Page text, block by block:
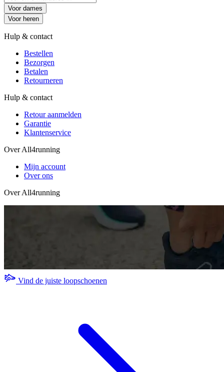
Voor dames
Voor heren
Hulp & contact
Bestellen
Bezorgen
Betalen
Retourneren
Hulp & contact
Retour aanmelden
Garantie
Klantenservice
Over All4running
Mijn account
Over ons
Over All4running
Vind de juiste loopschoenen